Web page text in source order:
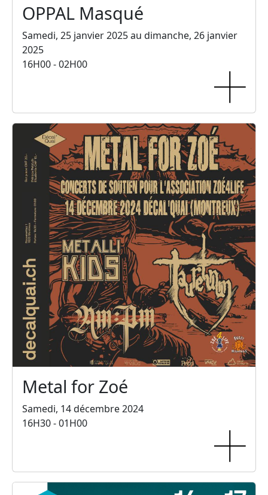
OPPAL Masqué
Samedi, 25 janvier 2025 au dimanche, 26 janvier
2025
16H00 - 02H00
Metal for Zoé
Samedi, 14 décembre 2024
16H30 - 01H00